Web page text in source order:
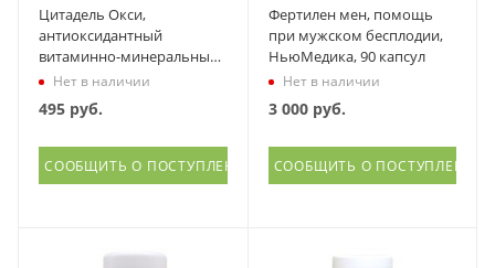
Цитадель Окси,
антиоксидантный
витаминно-минеральный
комплекс, БФК, 30 капсул
Нет в наличии
495 руб.
СООБЩИТЬ О ПОСТУПЛЕНИИ
Фертилен мен, помощь
при мужском бесплодии,
НьюМедика, 90 капсул
Нет в наличии
3 000руб.
СООБЩИТЬ О ПОСТУПЛЕНИИ